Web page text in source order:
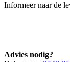
Informeer naar de
Advies nodig?